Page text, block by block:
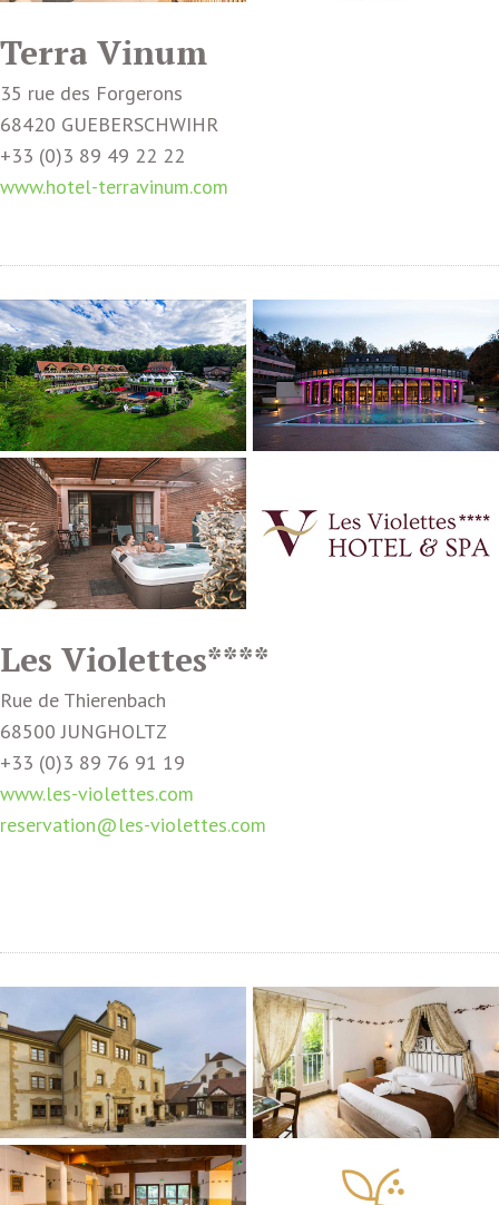
Terra Vinum
35 rue des Forgerons
68420 GUEBERSCHWIHR
+33 (0)3 89 49 22 22
www.hotel-terravinum.com
Les Violettes****
Rue de Thierenbach
68500 JUNGHOLTZ
+33 (0)3 89 76 91 19
www.les-violettes.com
reservation@les-violettes.com